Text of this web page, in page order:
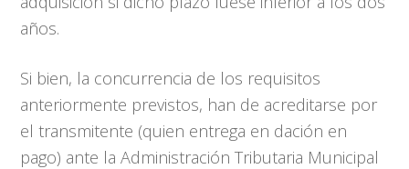
años.
Si bien, la concurrencia de los requisitos
anteriormente previstos, han de acreditarse por
el transmitente (quien entrega en dación en
pago) ante la Administración Tributaria Municipal